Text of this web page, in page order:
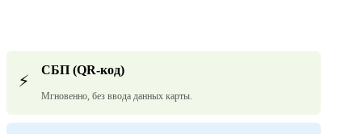
⚡
СБП (QR-код)
Мгновенно, без ввода данных карты.